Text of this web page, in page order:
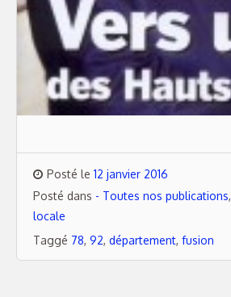
Posté le 12 janvier 2016
Posté dans - Toutes nos publications,
locale
Taggé 78, 92, département, fusion